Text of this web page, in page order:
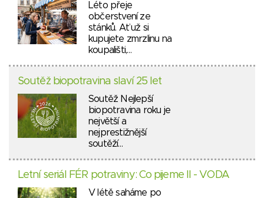
Léto přeje
občerstvení ze
stánků. Ať už si
kupujete zmrzlinu na
koupališti,…
Soutěž biopotravina slaví 25 let
Soutěž Nejlepší
biopotravina roku je
největší a
nejprestižnější
soutěží…
Letní seriál FÉR potraviny: Co pijeme II - VODA
V létě saháme po